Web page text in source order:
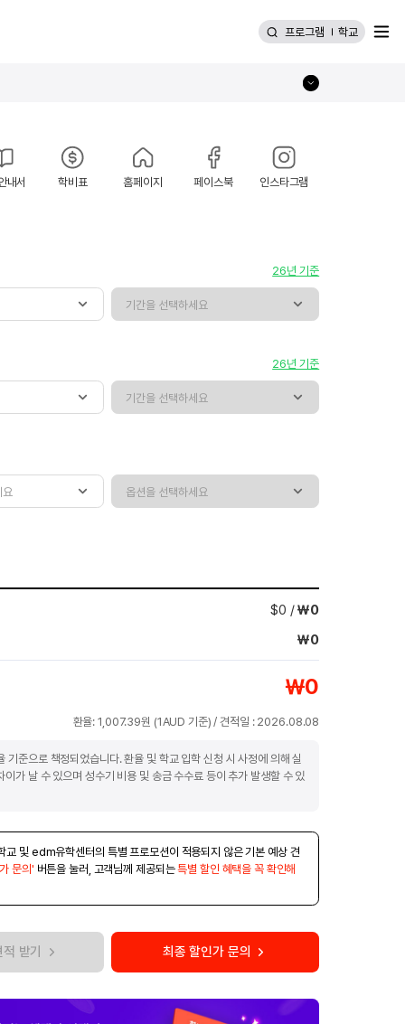
프로그램 학교
내서 학비표 홈페이지 페이스북 인스타그램
26년 기준
26년 기준
$0 /￦0
￦0
￦0
환율:1,007.39원 (1AUD 기준) / 견적일 : 2026.08.08
기준으로 책정되었습니다. 환율 및 학교 입학 신청 시 사정에 의해 실
이가 날 수 있으며 성수기 비용 및 송금 수수료 등이 추가 발생할 수 있
교 및 edm유학센터의 특별 프로모션이 적용되지 않은 기본 예상 견
문의' 버튼을 눌러, 고객님께 제공되는특별 할인 혜택을 꼭 확인해
받기 최종 할인가 문의